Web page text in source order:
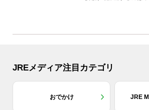
JREメディア注目カテゴリ
おでかけ JRE